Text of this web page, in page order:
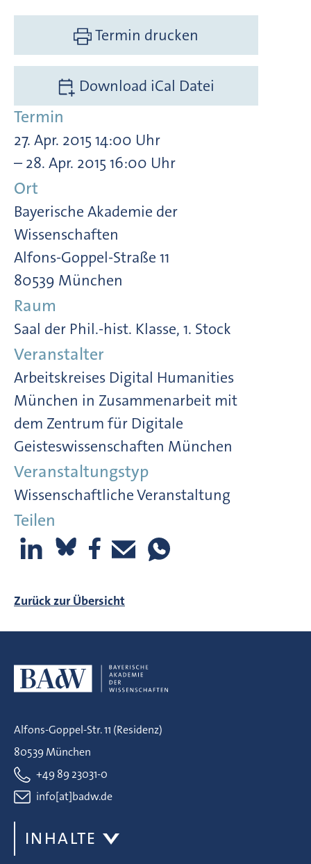
Termin drucken
Download iCal Datei
Termin
27. Apr. 2015 14:00 Uhr
– 28. Apr. 2015 16:00 Uhr
Ort
Bayerische Akademie der
Wissenschaften
Alfons-Goppel-Straße 11
80539 München
Raum
Saal der Phil.-hist. Klasse, 1. Stock
Veranstalter
Arbeitskreises Digital Humanities
München in Zusammenarbeit mit
dem Zentrum für Digitale
Geisteswissenschaften München
Veranstaltungstyp
Wissenschaftliche Veranstaltung
Teilen
Zurück zur Übersicht
Alfons-Goppel-Str. 11 (Residenz)
80539 München
+49 89 23031-0
info[at]badw.de
INHALTE